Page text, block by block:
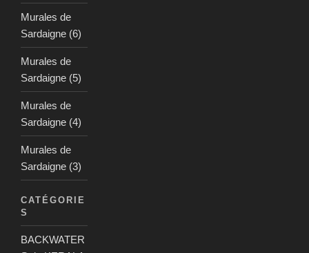
Murales de
Sardaigne (6)
Murales de
Sardaigne (5)
Murales de
Sardaigne (4)
Murales de
Sardaigne (3)
CATÉGORIE
S
BACKWATER